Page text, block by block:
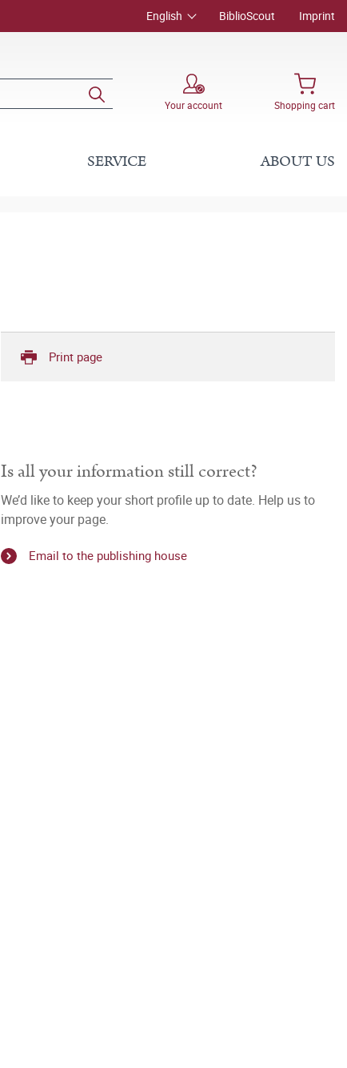
English BiblioScout Imprint
Your account Shopping cart
SERVICE ABOUT US
Print page
Is all your information still correct?
We’d like to keep your short profile up to date. Help us to
improve your page.
Email to the publishing house